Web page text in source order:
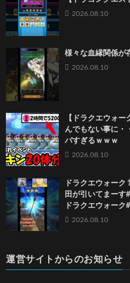
2026.08.10
様々な血縁関係が
2026.08.10
【ドラクエウォ
んでもない事に・
バすぎるｗｗｗ
2026.08.10
ドラクエウォー
田が引いてまー
ドラクエウォーク
2026.08.10
運営サイトからのお知らせ